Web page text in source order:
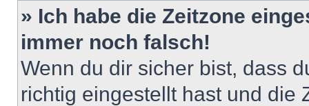
» Ich habe die Zeitzone
immer noch falsch!
Wenn du dir sicher bist, dass
richtig eingestellt hast und die